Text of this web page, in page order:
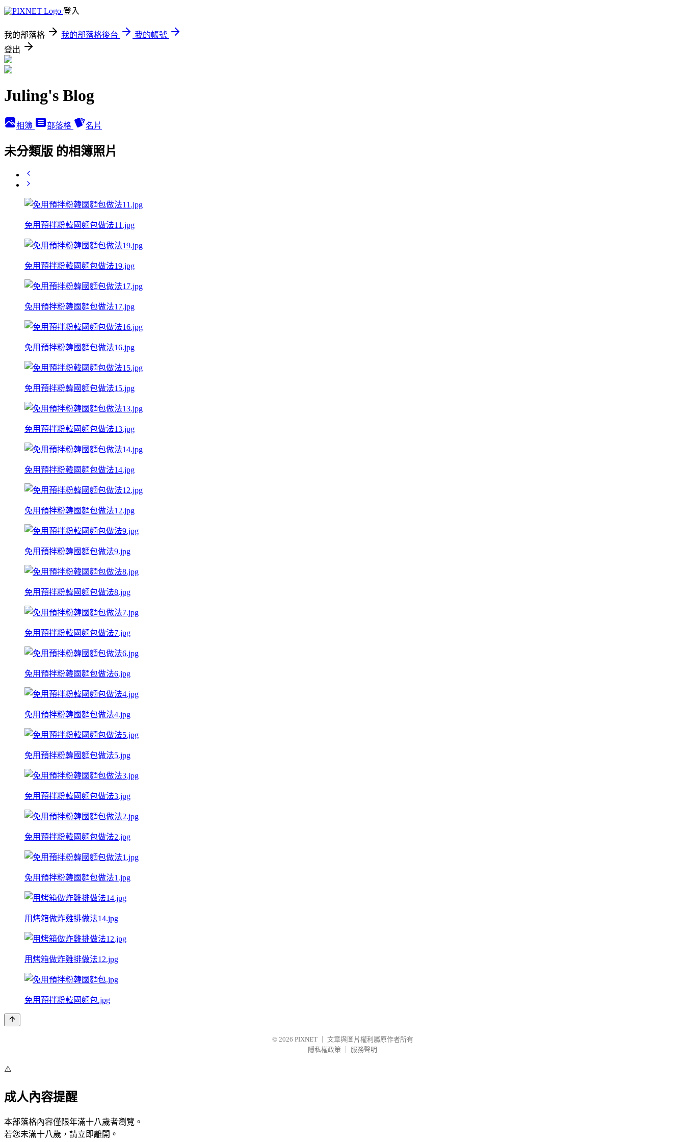
登入
我的部落格 我的部落格後台
我的帳號
登出
Juling's Blog
相簿 部落格 名片
未分類版 的相簿照片
免用預拌粉韓國麵包做法11.jpg
免用預拌粉韓國麵包做法19.jpg
免用預拌粉韓國麵包做法17.jpg
免用預拌粉韓國麵包做法16.jpg
免用預拌粉韓國麵包做法15.jpg
免用預拌粉韓國麵包做法13.jpg
免用預拌粉韓國麵包做法14.jpg
免用預拌粉韓國麵包做法12.jpg
免用預拌粉韓國麵包做法9.jpg
免用預拌粉韓國麵包做法8.jpg
免用預拌粉韓國麵包做法7.jpg
免用預拌粉韓國麵包做法6.jpg
免用預拌粉韓國麵包做法4.jpg
免用預拌粉韓國麵包做法5.jpg
免用預拌粉韓國麵包做法3.jpg
免用預拌粉韓國麵包做法2.jpg
免用預拌粉韓國麵包做法1.jpg
用烤箱做炸雞排做法14.jpg
用烤箱做炸雞排做法12.jpg
免用預拌粉韓國麵包.jpg
© 2026 PIXNET
文章與圖片權利屬原作者所有
隱私權政策
服務聲明
⚠️
成人內容提醒
本部落格內容僅限年滿十八歲者瀏覽。
若您未滿十八歲，請立即離開。